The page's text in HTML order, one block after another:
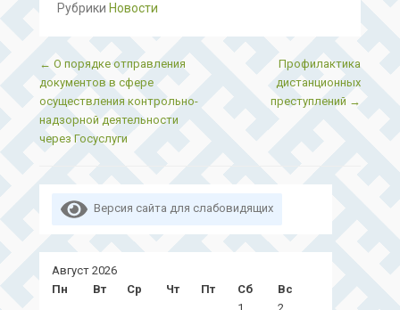
Рубрики Новости
Post navigation
← О порядке отправления
документов в сфере
осуществления контрольно-
надзорной деятельности
через Госуслуги
Профилактика
дистанционных
преступлений →
Версия сайта для слабовидящих
Август 2026
Пн
Вт Ср Чт Пт Сб
Вс